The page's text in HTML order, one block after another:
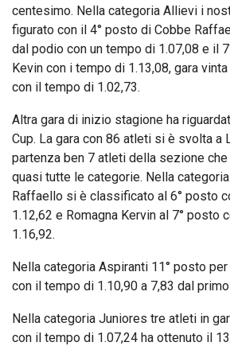
centesimo. Nella categoria Allievi i
figurato con il 4° posto di Cobbe
dal podio con un tempo di 1.07,08 e il
Kevin con i tempo di 1.13,08, gara
con il tempo di 1.02,73.
Altra gara di inizio stagione ha
Cup. La gara con 86 atleti si è svolta a
partenza ben 7 atleti della sezione
quasi tutte le categorie. Nella
Raffaello si è classificato al 6° posto
1.12,62 e Romagna Kervin al 7° posto
1.16,92.
Nella categoria Aspiranti 11° posto
con il tempo di 1.10,90 a 7,83 dal
Nella categoria Juniores tre atleti in
con il tempo di 1.07,24 ha ottenuto il